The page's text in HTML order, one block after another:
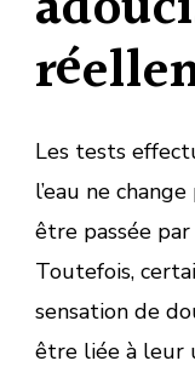
Les tests
l’eau ne
être passée
Toutefois,
sensation de
être liée à leur